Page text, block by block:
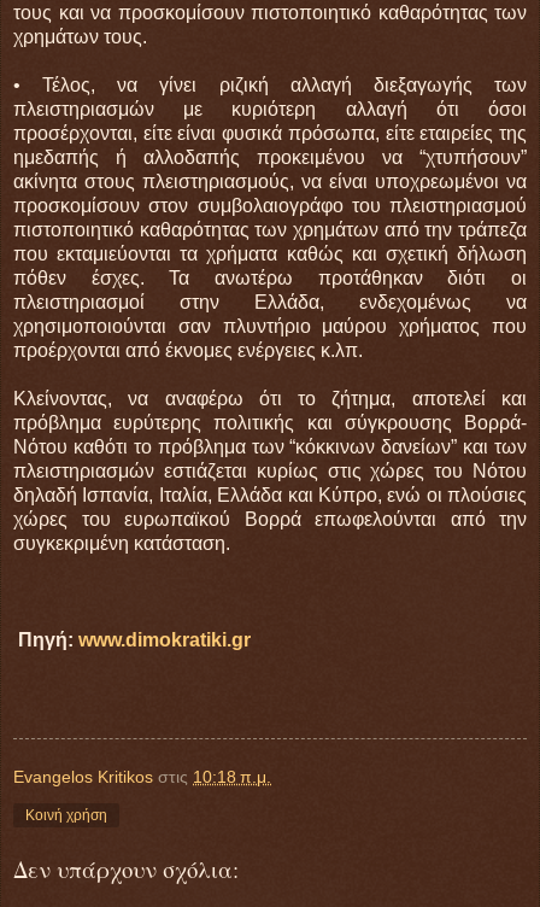
τους και να προσκομίσουν πιστοποιητικό καθαρότητας των
χρημάτων τους.
• Τέλος, να γίνει ριζική αλλαγή διεξαγωγής των
πλειστηριασμών με κυριότερη αλλαγή ότι όσοι
προσέρχονται, είτε είναι φυσικά πρόσωπα, είτε εταιρείες της
ημεδαπής ή αλλοδαπής προκειμένου να “χτυπήσουν”
ακίνητα στους πλειστηριασμούς, να είναι υποχρεωμένοι να
προσκομίσουν στον συμβολαιογράφο του πλειστηριασμού
πιστοποιητικό καθαρότητας των χρημάτων από την τράπεζα
που εκταμιεύονται τα χρήματα καθώς και σχετική δήλωση
πόθεν έσχες. Τα ανωτέρω προτάθηκαν διότι οι
πλειστηριασμοί στην Ελλάδα, ενδεχομένως να
χρησιμοποιούνται σαν πλυντήριο μαύρου χρήματος που
προέρχονται από έκνομες ενέργειες κ.λπ.
Κλείνοντας, να αναφέρω ότι το ζήτημα, αποτελεί και
πρόβλημα ευρύτερης πολιτικής και σύγκρουσης Βορρά-
Νότου καθότι το πρόβλημα των “κόκκινων δανείων” και των
πλειστηριασμών εστιάζεται κυρίως στις χώρες του Νότου
δηλαδή Ισπανία, Ιταλία, Ελλάδα και Κύπρο, ενώ οι πλούσιες
χώρες του ευρωπαϊκού Βορρά επωφελούνται από την
συγκεκριμένη κατάσταση.
Πηγή: www.dimokratiki.gr
Evangelos Kritikos στις 10:18 π.μ.
Κοινή χρήση
Δεν υπάρχουν σχόλια: